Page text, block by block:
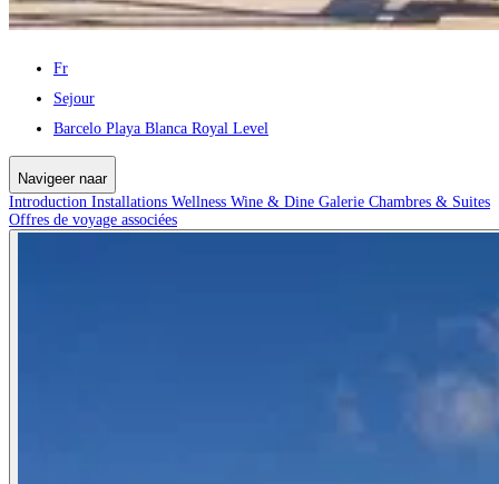
Fr
Sejour
Barcelo Playa Blanca Royal Level
Navigeer naar
Introduction Installations Wellness Wine & Dine Galerie Chambres & Suites
Offres de voyage associées